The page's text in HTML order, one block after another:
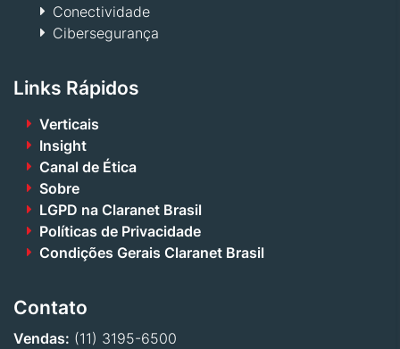
Conectividade
Cibersegurança
Links Rápidos
Verticais
Insight
Canal de Ética
Sobre
LGPD na Claranet Brasil
Políticas de Privacidade
Condições Gerais Claranet Brasil
Contato
Vendas: (11) 3195-6500